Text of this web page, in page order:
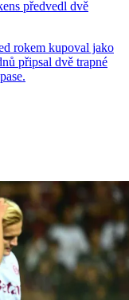
předvedl dvě
rokem kupoval jako
připsal dvě trapné